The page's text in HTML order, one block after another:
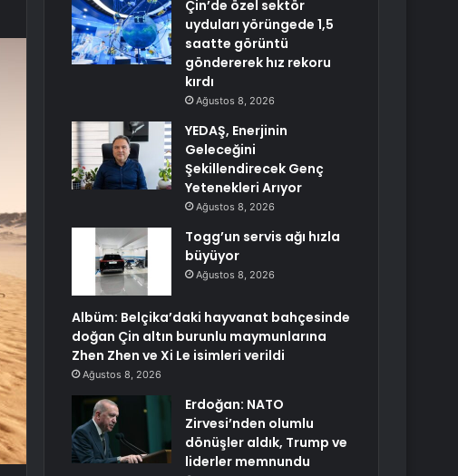
Çin’de özel sektör
uyduları yörüngede 1,5
saatte görüntü
göndererek hız rekoru
kırdı
Ağustos 8, 2026
YEDAŞ, Enerjinin
Geleceğini
Şekillendirecek Genç
Yetenekleri Arıyor
Ağustos 8, 2026
Togg’un servis ağı hızla
büyüyor
Ağustos 8, 2026
Albüm: Belçika’daki hayvanat bahçesinde
doğan Çin altın burunlu maymunlarına
Zhen Zhen ve Xi Le isimleri verildi
Ağustos 8, 2026
Erdoğan: NATO
Zirvesi’nden olumlu
dönüşler aldık, Trump ve
liderler memnundu